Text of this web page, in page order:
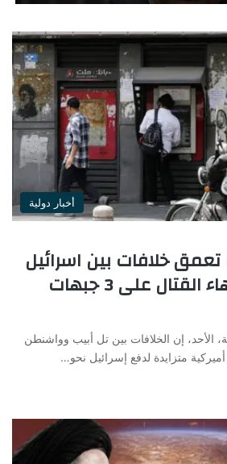
أخبار دولية
العبرية تعمق خلافات بين اسرائيل
واميركا بشأن انهاء القتال على 3 جبهات
الإسرائيلية، الأحد، إن الخلافات بين تل أبيب وواشنطن
متزايدة لدفع إسرائيل نحو…